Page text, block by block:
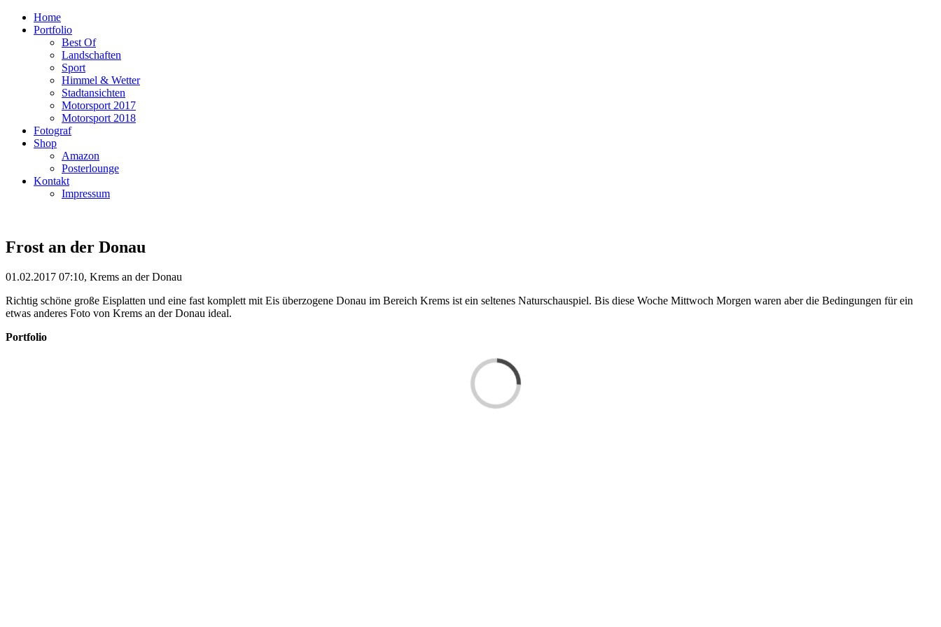
Home
Portfolio
Best Of
Landschaften
Sport
Himmel & Wetter
Stadtansichten
Motorsport 2017
Motorsport 2018
Fotograf
Shop
Amazon
Posterlounge
Kontakt
Impressum
Frost an der Donau
01.02.2017 07:10, Krems an der Donau
Richtig schöne große Eisplatten und eine fast komplett mit Eis überzogene Donau im Bereich Krems ist ein seltenes Naturschauspiel. Bis diese Woche Mittwoch Morgen waren aber die Bedingungen für ein
etwas anderes Foto von Krems an der Donau ideal.
Portfolio